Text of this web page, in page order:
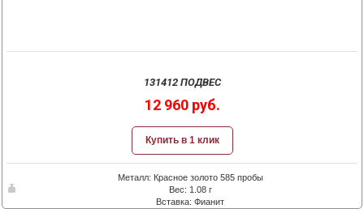
131412 ПОДВЕС
12 960 руб.
Купить в 1 клик
Металл: Красное золото 585 пробы
Вес: 1.08 г
Вставка: Фианит